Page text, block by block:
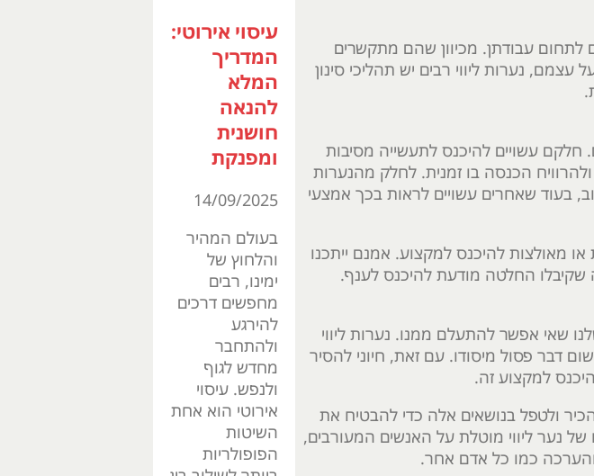
לתחום עבודתן. מכיוון שהם מתקשרים
נערות ליווי רבים יש תהליכי סינון
עשויים להיכנס לתעשייה מסיבות
הכנסה בו זמנית. לחלק מהנערות
בעוד שאחרים עשויים לראות בכך אמצעי
מאולצות להיכנס למקצוע. אמנם ייתכנו
שקיבלו החלטה מודעת להיכנס לענף.
שאי אפשר להתעלם ממנו. נערות ליווי
דבר פסול מיסודו. עם זאת, חיוני להסיר
למקצוע זה.
ולטפל בנושאים אלה כדי להבטיח את
נער ליווי מוטלת על האנשים המעורבים,
והערכה כמו כל אדם אחר.
עיסוי אירוטי:
המדריך
המלא
להנאה
חושנית
ומפנקת
14/09/2025
בעולם המהיר
והלחוץ של
ימינו, רבים
מחפשים דרכים
להירגע
ולהתחבר
מחדש לגוף
ולנפש. עיסוי
אירוטי הוא אחת
השיטות
הפופולריות